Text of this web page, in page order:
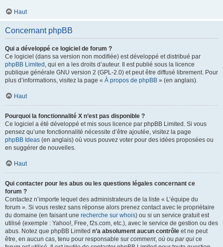
Haut
Concernant phpBB
Qui a développé ce logiciel de forum ?
Ce logiciel (dans sa version non modifiée) est développé et distribué par
phpBB Limited , qui en a les droits d’auteur. Il est publié sous la licence
publique générale GNU version 2 (GPL-2.0) et peut être diffusé librement. Pour
plus d’informations, visitez la page « À propos de phpBB » (en anglais).
Haut
Pourquoi la fonctionnalité X n’est pas disponible ?
Ce logiciel a été développé et mis sous licence par phpBB Limited. Si vous
pensez qu’une fonctionnalité nécessite d’être ajoutée, visitez la page
phpBB Ideas (en anglais) où vous pouvez voter pour des idées proposées ou
en suggérer de nouvelles.
Haut
Qui contacter pour les abus ou les questions légales concernant ce
forum ?
Contactez n’importe lequel des administrateurs de la liste « L’équipe du
forum ». Si vous restez sans réponse alors prenez contact avec le propriétaire
du domaine (en faisant une recherche sur whois) ou si un service gratuit est
utilisé (exemple : Yahoo!, Free, f2s.com, etc.), avec le service de gestion ou des
abus. Notez que phpBB Limited n’a absolument aucun contrôle et ne peut
être, en aucun cas, tenu pour responsable sur comment, où ou par qui ce